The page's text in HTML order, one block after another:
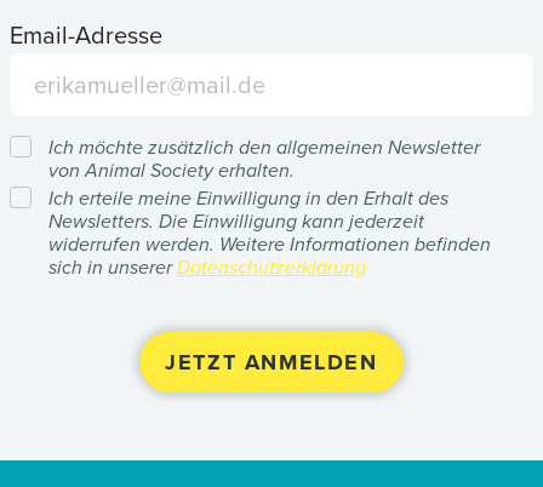
Email-Adresse
Ich möchte zusätzlich den allgemeinen Newsletter
von Animal Society erhalten.
Ich erteile meine Einwilligung in den Erhalt des
Newsletters. Die Einwilligung kann jederzeit
widerrufen werden. Weitere Informationen befinden
sich in unsererDatenschutzerklärung